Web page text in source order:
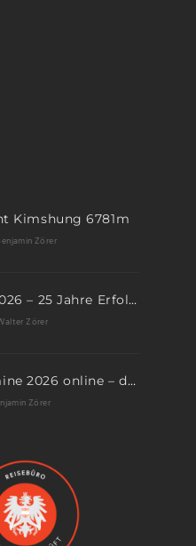
Kimshung 6781m
Zörer
Eis Total 2026 – 25 Jahre Erfolgsgeschichte im steilen Eis
Zörer
Neue Termine 2026 online – dein nächstes Abenteuer wartet!
Zörer